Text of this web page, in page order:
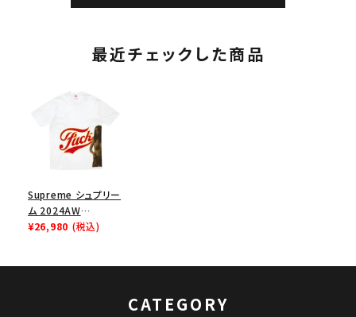
最近チェックした商品
Supreme シュプリー
ム 2024AW
Hysteric Glamour
¥26,980 (税込)
CATEGORY